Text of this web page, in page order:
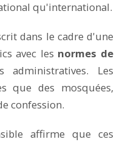
qu'international.
dans le cadre d'une
avec les normes de
Les
que des mosquées,
confession.
affirme que ces